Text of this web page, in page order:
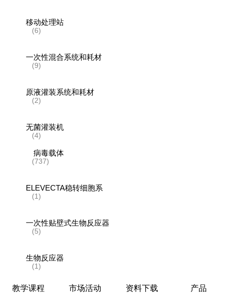
移动处理站
(6)
一次性混合系统和耗材
(9)
原液灌装系统和耗材
(2)
无菌灌装机
(4)
病毒载体
(737)
ELEVECTA稳转细胞系
(1)
一次性贴壁式生物反应器
(5)
生物反应器
(1)
层析系统和层析柱
教学课程 市场活动 资料下载 产品